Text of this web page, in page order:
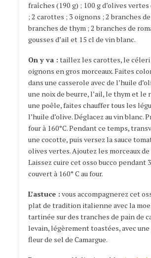
fraîches (190 g) ; 100 g d’olives
; 2 carottes ; 3 oignons ; 2 branches
branches de thym ; 2 branches de
gousses d’ail et 15 cl de vin blanc.
On y va : taillez les carottes, le
oignons en gros morceaux. Faites
dans une casserole avec de l’huile
une noix de beurre, l’ail, le thym et le
une poêle, faites chauffer tous les
l’huile d’olive. Déglacez au vin blanc.
four à 160°C. Pendant ce temps,
une cocotte, puis versez la sauce
olives vertes. Ajoutez les morceaux
Laissez cuire cet osso bucco pendant
couvert à 160° C au four.
L’astuce : vous accompagnerez cet
plat de tradition italienne avec la
tartinée sur des tranches de pain de
levain, légèrement toastées, avec
fleur de sel de Camargue.